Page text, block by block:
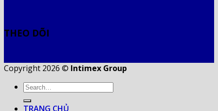
THEO DÕI
Copyright 2026 © Intimex Group
TRANG CHỦ